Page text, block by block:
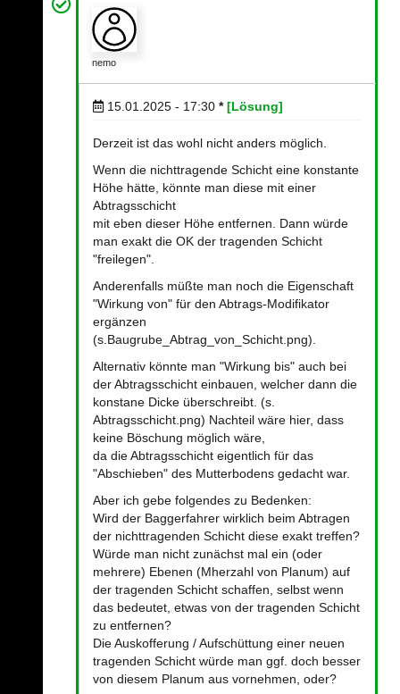
nemo
15.01.2025 - 17:30 * [Lösung]
Derzeit ist das wohl nicht anders möglich.
Wenn die nichttragende Schicht eine konstante
Höhe hätte, könnte man diese mit einer
Abtragsschicht
mit eben dieser Höhe entfernen. Dann würde
man exakt die OK der tragenden Schicht
"freilegen".
Anderenfalls müßte man noch die Eigenschaft
"Wirkung von" für den Abtrags-Modifikator
ergänzen
(s.Baugrube_Abtrag_von_Schicht.png).
Alternativ könnte man "Wirkung bis" auch bei
der Abtragsschicht einbauen, welcher dann die
konstane Dicke überschreibt. (s.
Abtragsschicht.png) Nachteil wäre hier, dass
keine Böschung möglich wäre,
da die Abtragsschicht eigentlich für das
"Abschieben" des Mutterbodens gedacht war.
Aber ich gebe folgendes zu Bedenken:
Wird der Baggerfahrer wirklich beim Abtragen
der nichttragenden Schicht diese exakt treffen?
Würde man nicht zunächst mal ein (oder
mehrere) Ebenen (Mherzahl von Planum) auf
der tragenden Schicht schaffen, selbst wenn
das bedeutet, etwas von der tragenden Schicht
zu entfernen?
Die Auskofferung / Aufschüttung einer neuen
tragenden Schicht würde man ggf. doch besser
von diesem Planum aus vornehmen, oder?